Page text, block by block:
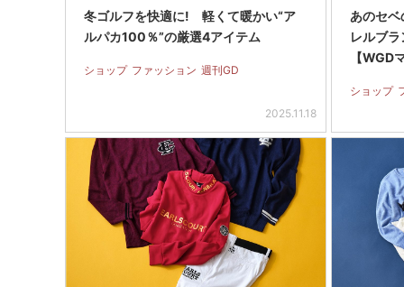
冬ゴルフを快適に! 軽くて暖かい“ア
ルパカ100％”の厳選4アイテム
ショップ ファッション 週刊GD
2025.11.18
あのセ
レルブ
【WGD
ショップ